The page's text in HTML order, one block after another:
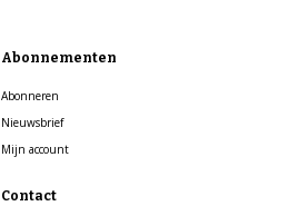
Abonnementen
Abonneren
Nieuwsbrief
Mijn account
Contact